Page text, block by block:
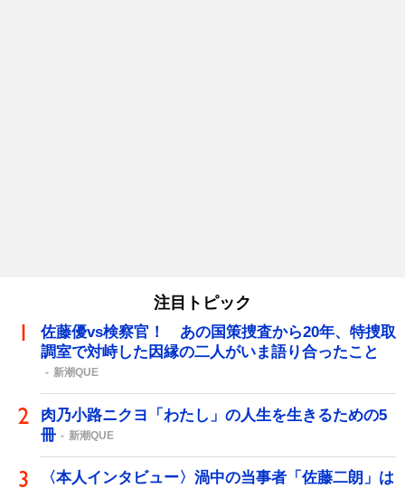
注目トピック
佐藤優vs検察官！ あの国策捜査から20年、特捜取
調室で対峙した因縁の二人がいま語り合ったこと
新潮QUE
肉乃小路ニクヨ「わたし」の人生を生きるための5
冊
新潮QUE
〈本人インタビュー〉渦中の当事者「佐藤二朗」は